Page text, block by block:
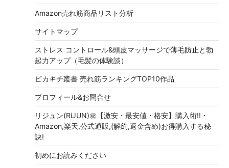
Amazon売れ筋商品リスト分析
サイトマップ
ストレス コントロール&頭皮マッサージで薄毛防止と勃
起力アップ（毛髪の体験談）
ピカキチ叢書 売れ筋ランキングTOP10作品
プロフィール&お問合せ
リジュン(RiJUN)㊙【激安・最安値・格安】購入術!!・
Amazon,楽天,公式通販,(解約,返金含め)お得購入する秘
訣!
初めにお読みください